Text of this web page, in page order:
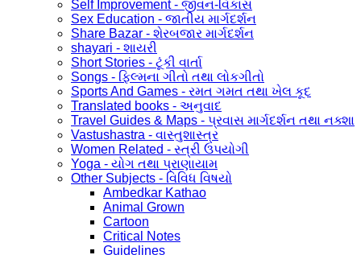
Self Improvement - જીવન-વિકાસ
Sex Education - જાતીય માર્ગદર્શન
Share Bazar - શેરબજાર માર્ગદર્શન
shayari - શાયરી
Short Stories - ટૂંકી વાર્તા
Songs - ફિલ્મના ગીતો તથા લોકગીતો
Sports And Games - રમત ગમત તથા ખેલ કૂદ
Translated books - અનુવાદ
Travel Guides & Maps - પ્રવાસ માર્ગદર્શન તથા નક્શા
Vastushastra - વાસ્તુશાસ્ત્ર
Women Related - સ્ત્રી ઉપયોગી
Yoga - યોગ તથા પ્રાણાયામ
Other Subjects - વિવિધ વિષયો
Ambedkar Kathao
Animal Grown
Cartoon
Critical Notes
Guidelines